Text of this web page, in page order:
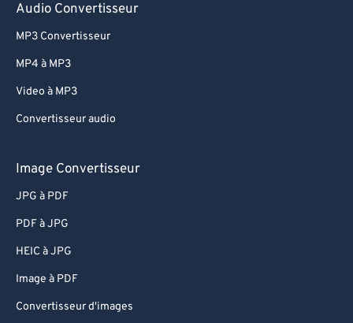
Audio Convertisseur
MP3 Convertisseur
MP4 à MP3
Video à MP3
Convertisseur audio
Image Convertisseur
JPG à PDF
PDF à JPG
HEIC à JPG
Image à PDF
Convertisseur d'images